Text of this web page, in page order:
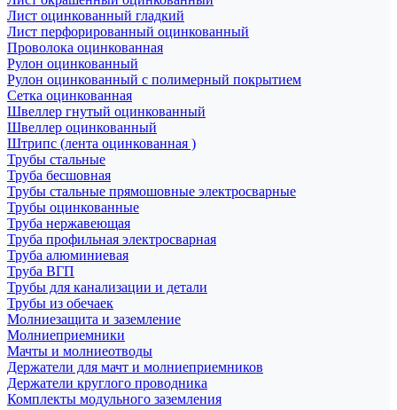
Лист оцинкованный гладкий
Лист перфорированный оцинкованный
Проволока оцинкованная
Рулон оцинкованный
Рулон оцинкованный с полимерный покрытием
Сетка оцинкованная
Швеллер гнутый оцинкованный
Швеллер оцинкованный
Штрипс (лента оцинкованная )
Трубы стальные
Труба бесшовная
Трубы стальные прямошовные электросварные
Трубы оцинкованные
Труба нержавеющая
Труба профильная электросварная
Труба алюминиевая
Труба ВГП
Трубы для канализации и детали
Трубы из обечаек
Молниезащита и заземление
Молниеприемники
Мачты и молниеотводы
Держатели для мачт и молниеприемников
Держатели круглого проводника
Комплекты модульного заземления